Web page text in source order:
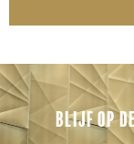
BLIJF OP